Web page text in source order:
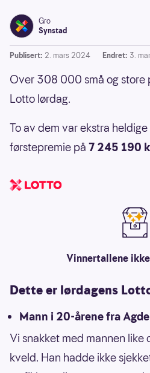
Gro
Synstad
Publisert: 2. mars 2024 Endret: 3.
Over 308 000 små og store
Lotto lørdag.
To av dem var ekstra
førstepremie på 7 245 190
Vinnertallene
Dette er lørdagens
Mann i 20-årene fra
Vi snakket med mannen
kveld. Han hadde ikke